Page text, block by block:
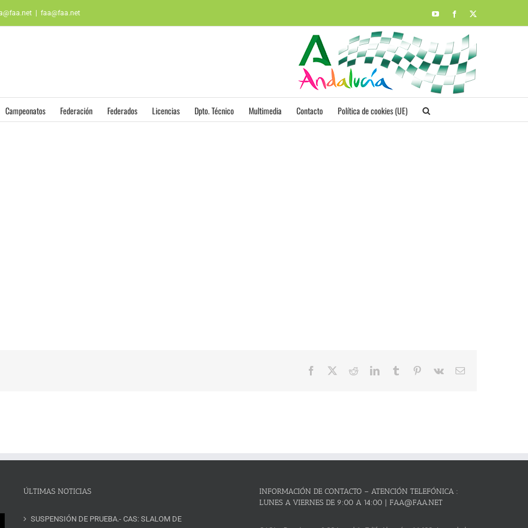
faa@faa.net YouTubeFacebook
Campeonatos Federación Federados Licencias Dpto. Técnico Multimedia Contacto Política de cookies (UE)
Facebook RedditLinkedInTumblr Pinterest
Vk
Correo
ÚLTIMAS NOTICIAS
SUSPENSIÓN DE PRUEBA.- CAS: SLALOM DE
INFORMACIÓN DE CONTACTO – ATENCIÓN TELEFÓNICA :
LUNES A VIERNES DE 9:00 A 14:00 | FAA@FAA.NET